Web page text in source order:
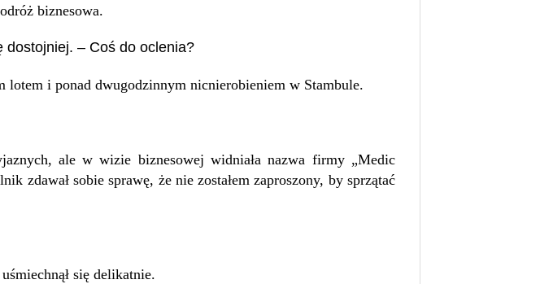
biznesowa.
dostojniej. – Coś do oclenia?
lotem i ponad dwugodzinnym nicnierobieniem w Stambule.
ale w wizie biznesowej widniała nazwa firmy „Medic
zdawał sobie sprawę, że nie zostałem zaproszony, by sprzątać
się delikatnie.